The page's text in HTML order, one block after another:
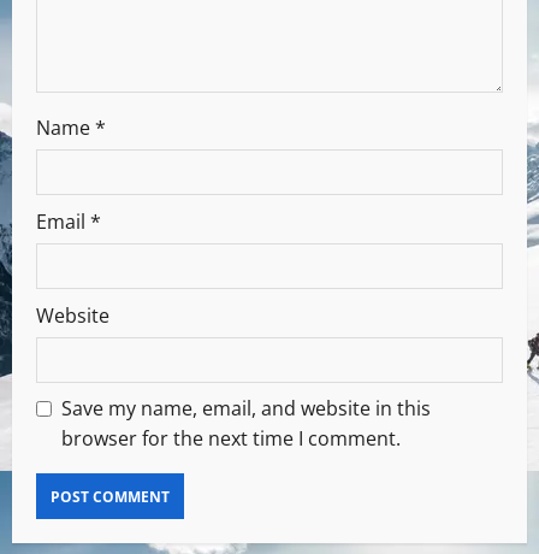
Name*
Email *
Website
Save my name, email, and website in this
browser for the next time I comment.